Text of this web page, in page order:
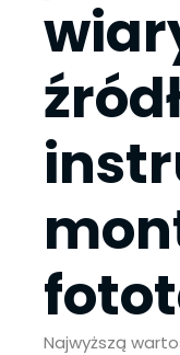
Najwyższą